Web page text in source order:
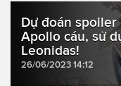
Dự đoán spoiler
Apollo cáu, sử
Leonidas!
26/06/2023 14:12